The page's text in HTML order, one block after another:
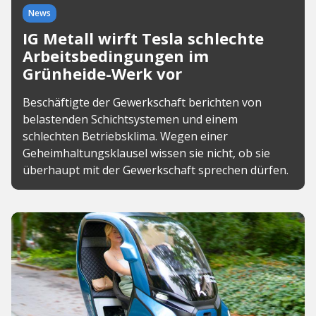
News
IG Metall wirft Tesla schlechte
Arbeitsbedingungen im
Grünheide-Werk vor
Beschäftigte der Gewerkschaft berichten von
belastenden Schichtsystemen und einem
schlechten Betriebsklima. Wegen einer
Geheimhaltungsklausel wissen sie nicht, ob sie
überhaupt mit der Gewerkschaft sprechen dürfen.